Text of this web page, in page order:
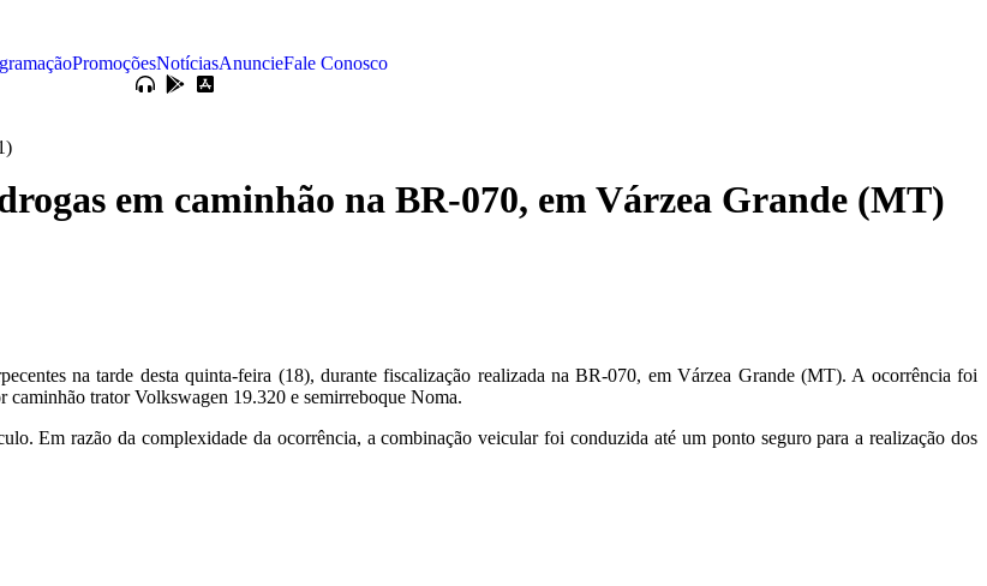
PromoçõesNotíciasAnuncieFale Conosco
em caminhão na BR-070, em Várzea Grande (MT)
na tarde desta quinta-feira (18), durante fiscalização realizada na BR-070, em Várzea Grande (MT). A ocorrência foi
caminhão trator Volkswagen 19.320 e semirreboque Noma.
Em razão da complexidade da ocorrência, a combinação veicular foi conduzida até um ponto seguro para a realização dos